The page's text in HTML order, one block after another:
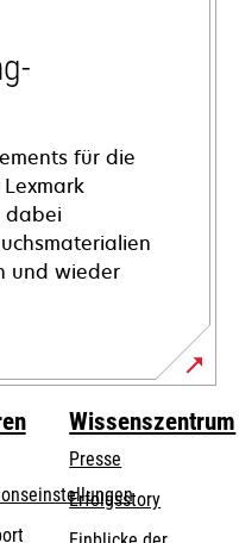
für die
dabei
und wieder
wird
Wissenszentrum
Presse
Erfolgsstory